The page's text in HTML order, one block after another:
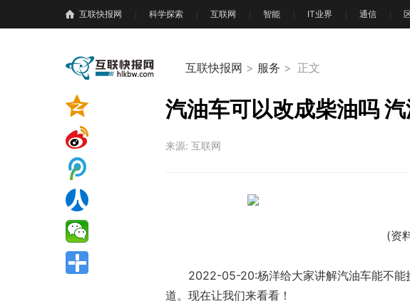
互联快报网 科学探索 互联网 智能 IT业界 通信
互联快报网 > 服务 > 正文
汽油车可以改成柴油吗
来源: 互联网
(资
2022-05-20:杨洋给大家讲解汽油车能不能
道。现在让我们来看看！